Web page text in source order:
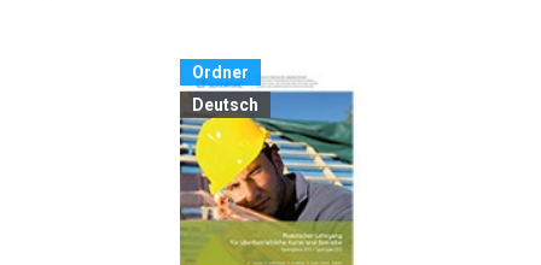
Ordner
Deutsch